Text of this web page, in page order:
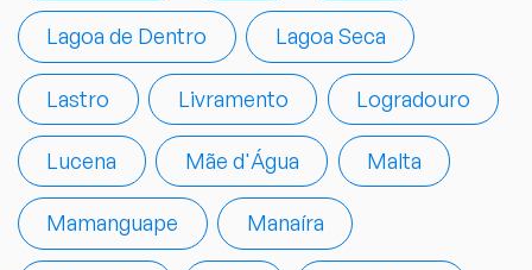
Lagoa de Dentro Lagoa Seca
Lastro Livramento Logradouro
Lucena Mãe d'Água Malta
Mamanguape Manaíra